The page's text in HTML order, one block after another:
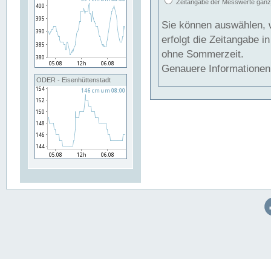
ODER - Eisenhüttenstadt
Zeitangabe der Messwerte
Sie können auswählen,
erfolgt die Zeitangabe
ohne Sommerzeit.
Genauere